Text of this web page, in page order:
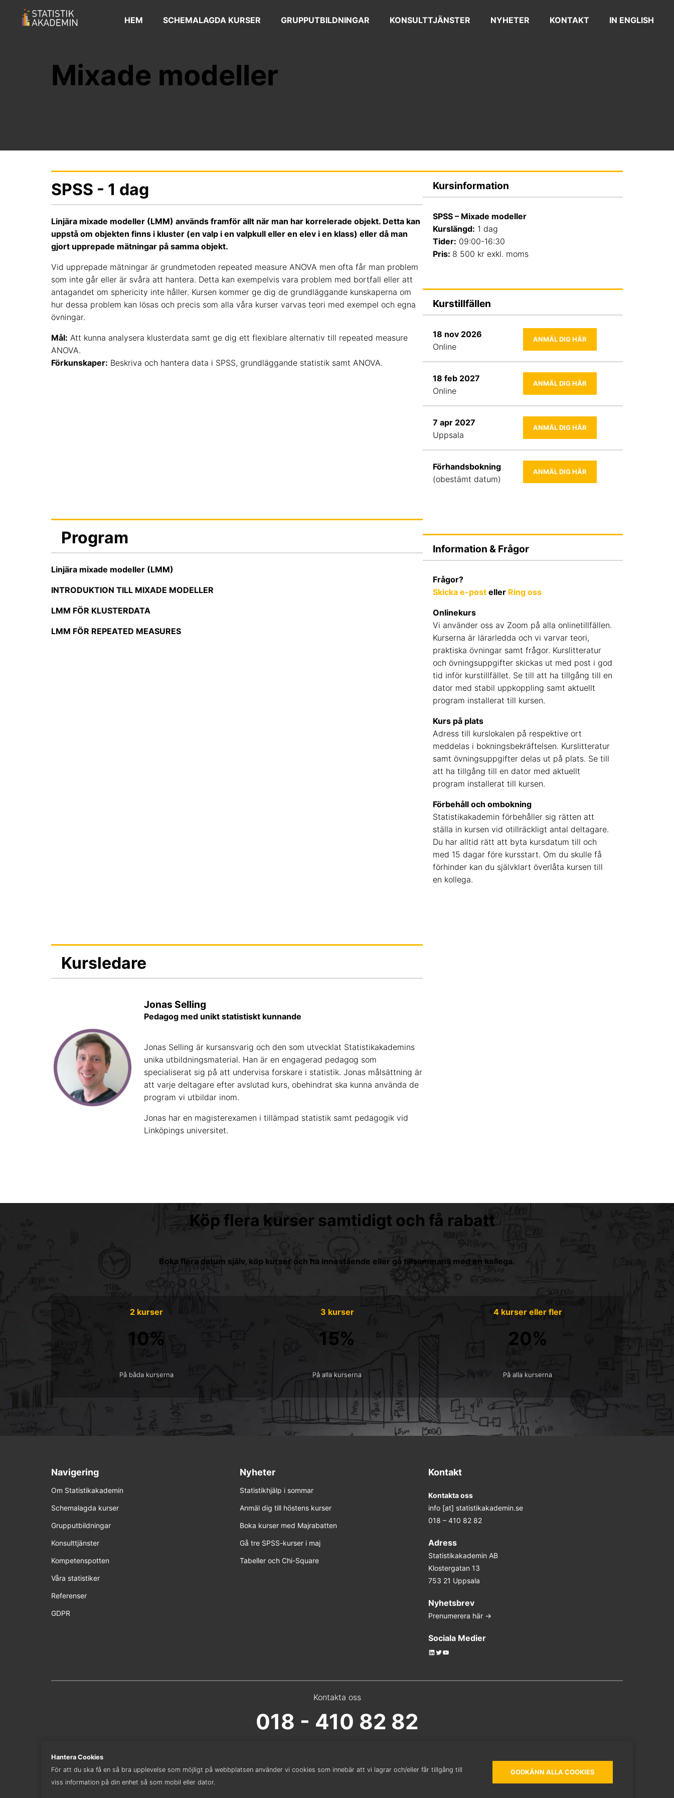
HEM SCHEMALAGDA KURSER GRUPPUTBILDNINGAR KONSULTTJÄNSTER NYHETER KONTAKT IN ENGLISH
Mixade modeller
SPSS - 1 dag
Linjära mixade modeller (LMM) används framför allt när man har korrelerade objekt. Detta kan
uppstå om objekten finns i kluster (en valp i en valpkull eller en elev i en klass) eller då man
gjort upprepade mätningar på samma objekt.
Vid upprepade mätningar är grundmetoden repeated measure ANOVA men ofta får man problem
som inte går eller är svåra att hantera. Detta kan exempelvis vara problem med bortfall eller att
antagandet om sphericity inte håller. Kursen kommer ge dig de grundläggande kunskaperna om
hur dessa problem kan lösas och precis som alla våra kurser varvas teori med exempel och egna
övningar.
Mål: Att kunna analysera klusterdata samt ge dig ett flexiblare alternativ till repeated measure
ANOVA.
Förkunskaper: Beskriva och hantera data i SPSS, grundläggande statistik samt ANOVA.
Kursinformation
SPSS – Mixade modeller
Kurslängd: 1 dag
Tider: 09:00-16:30
Pris: 8 500 kr exkl. moms
Kurstillfällen
18 nov 2026
Online
ANMÄL DIG HÄR
18 feb 2027
Online
ANMÄL DIG HÄR
7 apr 2027
Uppsala
ANMÄL DIG HÄR
Förhandsbokning
(obestämt datum)
ANMÄL DIG HÄR
Program
Linjära mixade modeller (LMM)
INTRODUKTION TILL MIXADE MODELLER
LMM FÖR KLUSTERDATA
LMM FÖR REPEATED MEASURES
Information & Frågor
Frågor?
Skicka e-post eller Ring oss
Onlinekurs
Vi använder oss av Zoom på alla onlinetillfällen.
Kurserna är lärarledda och vi varvar teori,
praktiska övningar samt frågor. Kurslitteratur
och övningsuppgifter skickas ut med post i god
tid inför kurstillfället. Se till att ha tillgång till en
dator med stabil uppkoppling samt aktuellt
program installerat till kursen.
Kurs på plats
Adress till kurslokalen på respektive ort
meddelas i bokningsbekräftelsen. Kurslitteratur
samt övningsuppgifter delas ut på plats. Se till
att ha tillgång till en dator med aktuellt
program installerat till kursen.
Förbehåll och ombokning
Statistikakademin förbehåller sig rätten att
ställa in kursen vid otillräckligt antal deltagare.
Du har alltid rätt att byta kursdatum till och
med 15 dagar före kursstart. Om du skulle få
förhinder kan du självklart överlåta kursen till
en kollega.
Kursledare
Jonas Selling
Pedagog med unikt statistiskt kunnande
Jonas Selling är kursansvarig och den som utvecklat Statistikakademins
unika utbildningsmaterial. Han är en engagerad pedagog som
specialiserat sig på att undervisa forskare i statistik. Jonas målsättning är
att varje deltagare efter avslutad kurs, obehindrat ska kunna använda de
program vi utbildar inom.
Jonas har en magisterexamen i tillämpad statistik samt pedagogik vid
Linköpings universitet.
Köp flera kurser samtidigt och få rabatt
Boka flera datum själv, köp kurser och ha innestående eller gå tillsammans med en kollega.
2 kurser
10%
På båda kurserna
3 kurser
15%
På alla kurserna
4 kurser eller fler
20%
På alla kurserna
Navigering
Om Statistikakademin
Schemalagda kurser
Grupputbildningar
Konsulttjänster
Kompetenspotten
Våra statistiker
Referenser
GDPR
Nyheter
Statistikhjälp i sommar
Anmäl dig till höstens kurser
Boka kurser med Majrabatten
Gå tre SPSS-kurser i maj
Tabeller och Chi-Square
Kontakt
Kontakta oss
info [at] statistikakademin.se
018 – 410 82 82
Adress
Statistikakademin AB
Klostergatan 13
753 21 Uppsala
Nyhetsbrev
Prenumerera här ->
Sociala Medier
LinkedIn
Twitter
YouTube
Kontakta oss
018 - 410 82 82
Hantera Cookies
För att du ska få en så bra upplevelse som möjligt på webbplatsen använder vi cookies som innebär att vi lagrar och/eller får tillgång till
viss information på din enhet så som mobil eller dator.
GODKÄNN ALLA COOKIES